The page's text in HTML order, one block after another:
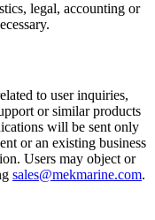
legal, accounting or
to user inquiries,
or similar products
will be sent only
or an existing business
Users may object or
sales@mekmarine.com.